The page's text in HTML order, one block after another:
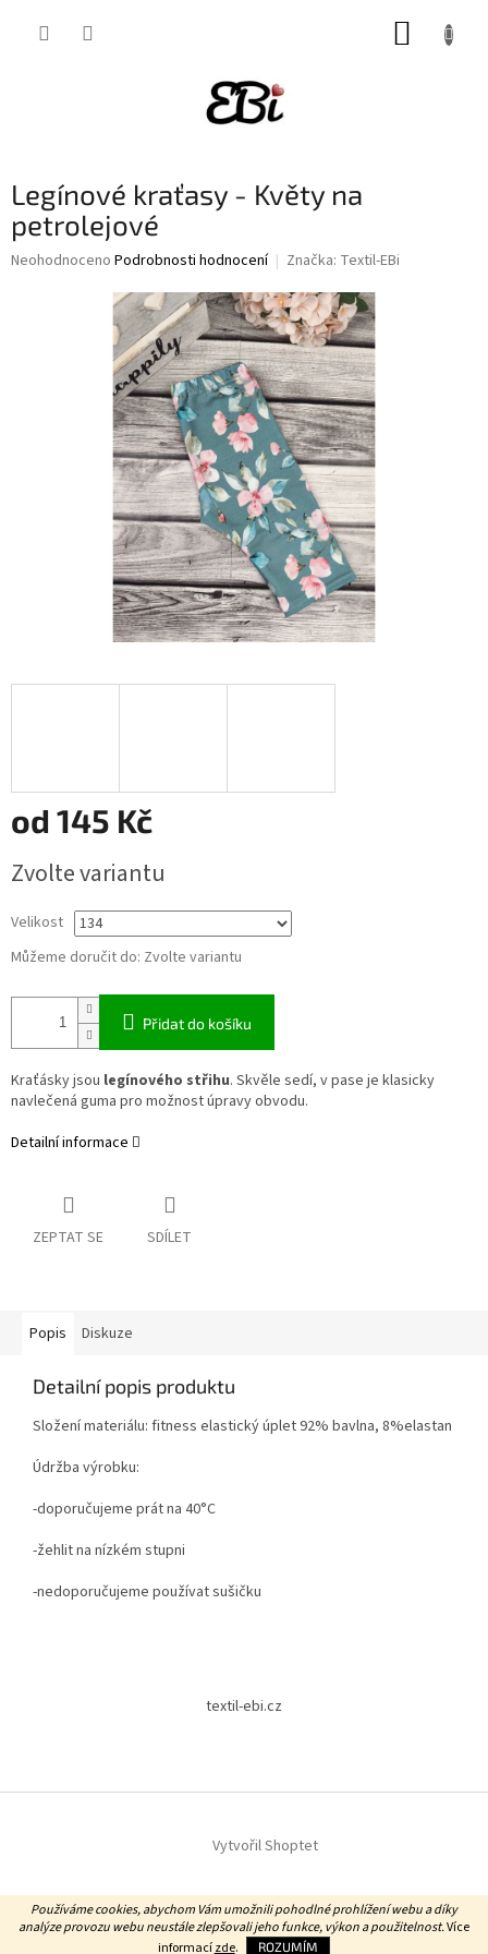
Používáme cookies, abychom Vám umožnili pohodlné prohlížení webu a díky
analýze provozu webu neustále zlepšovali jeho funkce, výkon a použitelnost.Více
informacízde. ROZUMÍM
Legínové kraťasy - Květy na
petrolejové
Průměrné
Neohodnoceno Podrobnosti hodnocení Značka: Textil-EBi
od 145 Kč
cena:
Zvolte variantu
Velikost
Můžeme doručit do: Zvolte variantu
Přidat do košíku
Kraťásky jsou legínového střihu. Skvěle sedí, v pase je klasicky
navlečená guma pro možnost úpravy obvodu.
Detailní informace
ZEPTAT SE SDÍLET
Popis Diskuze
Detailní popis produktu
Složení materiálu: fitness elastický úplet 92% bavlna, 8%elastan
Údržba výrobku:
-doporučujeme prát na 40°C
-žehlit na nízkém stupni
-nedoporučujeme používat sušičku
í
textil-ebi.cz
Vytvořil Shoptet
Copyright 2026Textil EBi. Všechna práva vyhrazena.